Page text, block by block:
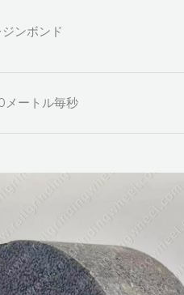
ジンボンド
メートル毎秒